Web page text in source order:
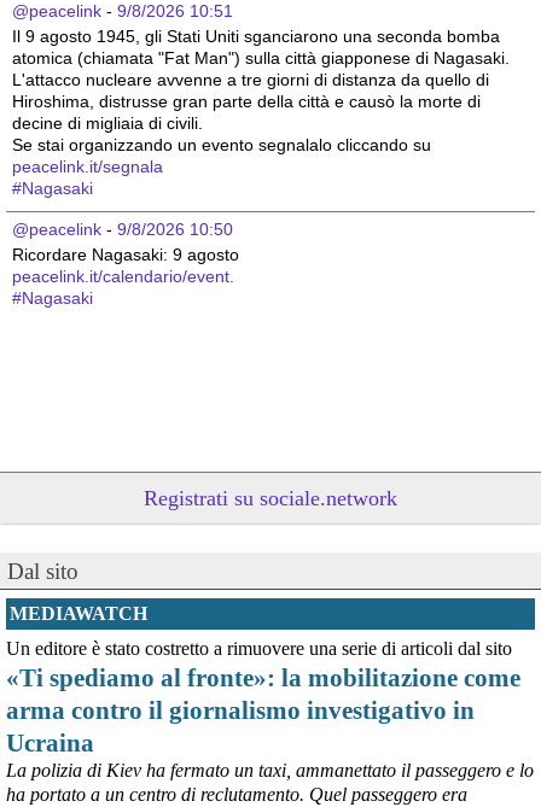
@peacelink - 9/8/2026 10:51
Il 9 agosto 1945, gli Stati Uniti sganciarono una seconda bomba
atomica (chiamata "Fat Man") sulla città giapponese di Nagasaki.
L'attacco nucleare avvenne a tre giorni di distanza da quello di
Hiroshima, distrusse gran parte della città e causò la morte di
decine di migliaia di civili.
peacelink.it/segnala
#Nagasaki
@peacelink - 9/8/2026 10:50
Ricordare Nagasaki: 9 agosto
peacelink.it/calendario/event.
#Nagasaki
@peacelink - 9/8/2026 10:48
Oggi, 9 agosto, si celebra la Giornata internazionale dei popoli
indigeni, istituita dall'ONU nel 1994 per valorizzare il contributo
unico che essi danno alla diversità umana e promuovere la
protezione dei loro diritti umani e territoriali.
Dare visibilità ai gravi problemi che gli oltre 476 milioni di indigeni
devono affrontare a causa delle azioni predatorie altrui è
necessario per il loro futuro.
Survival International info@survival.it
dirittiglobali dirittiumani
Registrati su sociale.network
Dal sito
MEDIAWATCH
Un editore è stato costretto a rimuovere una serie di articoli dal sito
«Ti spediamo al fronte»: la mobilitazione come
arma contro il giornalismo investigativo in
Ucraina
La polizia di Kiev ha fermato un taxi, ammanettato il passeggero e lo
ha portato a un centro di reclutamento. Quel passeggero era